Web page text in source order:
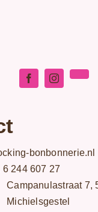
bonbonnerie.nl
6 244 607 27
Campanulastraat 7,
Michielsgestel